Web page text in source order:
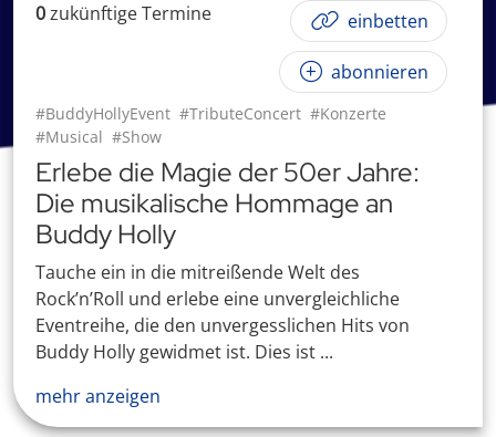
0zukünftigeTermine einbetten
abonnieren
#BuddyHollyEvent #TributeConcert #Konzerte
#Musical #Show
Erlebe die Magie der 50er Jahre:
Die musikalische Hommage an
Buddy Holly
Tauche ein in die mitreißende Welt des
Rock’n’Roll und erlebe eine unvergleichliche
Eventreihe, die den unvergesslichen Hits von
Buddy Holly gewidmet ist. Dies ist ...
mehr anzeigen